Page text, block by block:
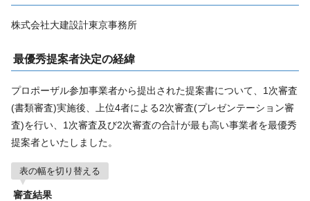
株式会社大建設計東京事務所
最優秀提案者決定の経緯
プロポーザル参加事業者から提出された提案書について、1次審査
(書類審査)実施後、上位4者による2次審査(プレゼンテーション審
査)を行い、1次審査及び2次審査の合計が最も高い事業者を最優秀
提案者といたしました。
表の幅を切り替える
審査結果